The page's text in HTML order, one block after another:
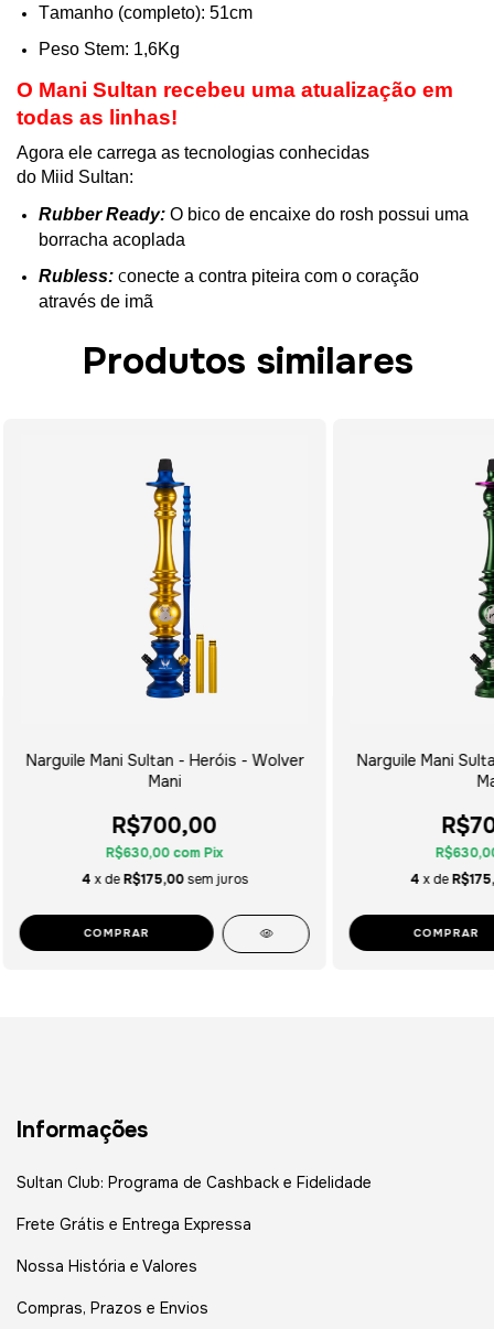
Tamanho (completo): 51cm
Peso Stem: 1,6Kg
O Mani Sultan recebeu uma atualização em
todas as linhas!
Agora ele carrega as tecnologias conhecidas
do Miid Sultan:
RubberReady: O bico de encaixe do rosh possui uma
borracha acoplada
Rubless: Conecte a contra piteira com o coração
através de imã
Produtos similares
Narguile Mani Sultan - Heróis - Wolver
Mani
R$700,00
R$630,00comPix
4 x deR$175,00 sem juros
COMPRAR
Narguile Mani
4 x de
COMPRAR
Informações
Sultan Club: Programa de Cashback e Fidelidade
Frete Grátis e Entrega Expressa
Nossa História e Valores
Compras, Prazos e Envios